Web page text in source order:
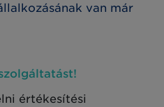
van már
értékesítési